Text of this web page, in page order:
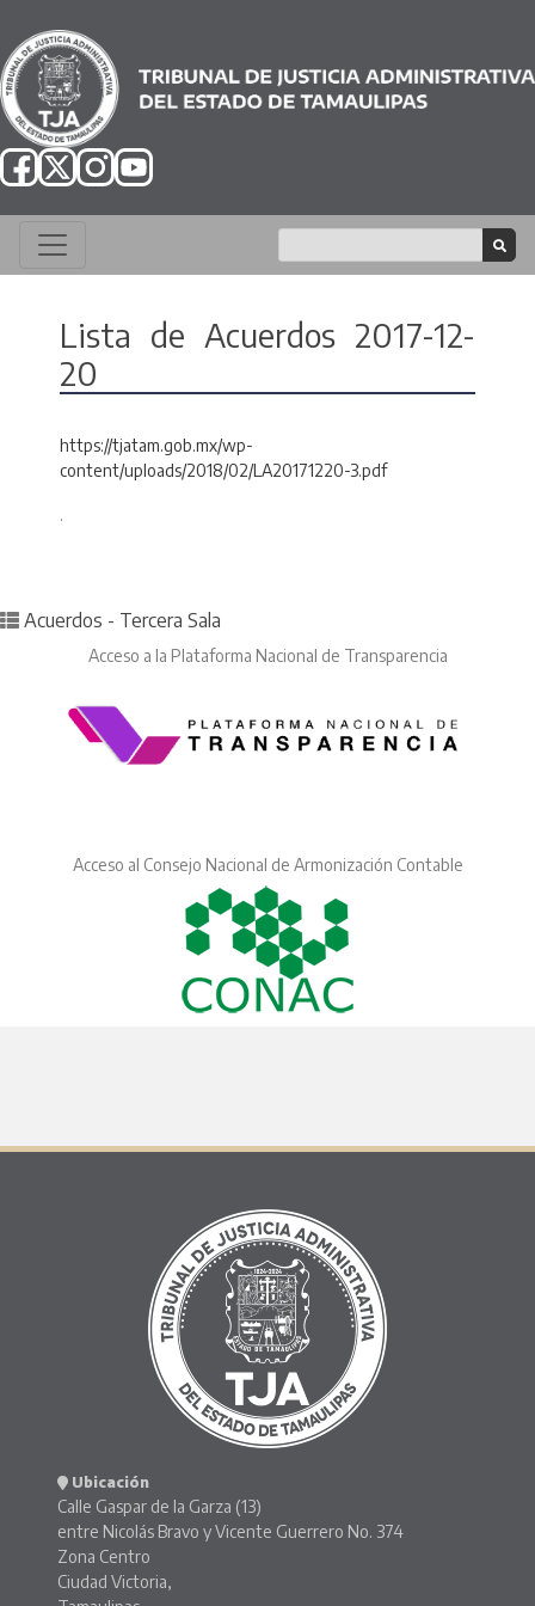
Lista de Acuerdos 2017-12-
20
https://tjatam.gob.mx/wp-
content/uploads/2018/02/LA20171220-3.pdf
.
Posted in
Acuerdos - Tercera Sala
Acceso a la Plataforma Nacional de Transparencia
Acceso al Consejo Nacional de Armonización Contable
Ubicación
Calle Gaspar de la Garza (13)
entre Nicolás Bravo y Vicente Guerrero No. 374
Zona Centro
Ciudad Victoria,